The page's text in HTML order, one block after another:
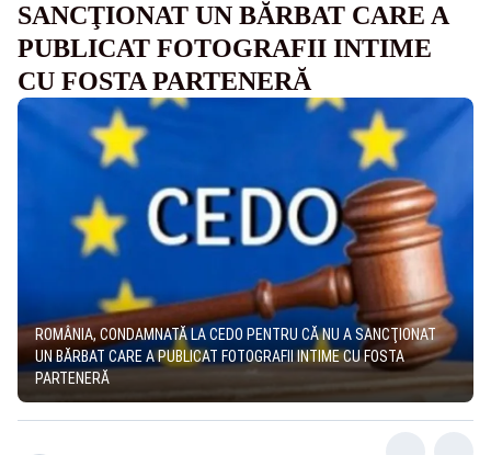
SANCŢIONAT UN BĂRBAT CARE A
PUBLICAT FOTOGRAFII INTIME
CU FOSTA PARTENERĂ
ROMÂNIA, CONDAMNATĂ LA CEDO PENTRU CĂ NU A SANCŢIONAT
UN BĂRBAT CARE A PUBLICAT FOTOGRAFII INTIME CU FOSTA
PARTENERĂ